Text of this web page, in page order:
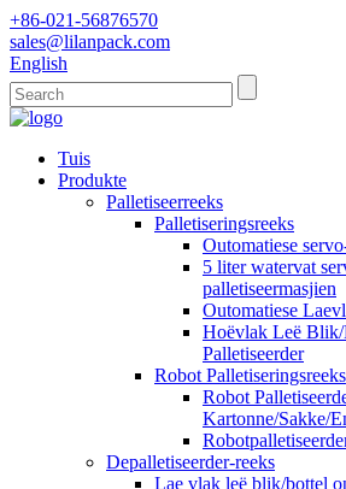
+86-021-56876570
sales@lilanpack.com
English
Tuis
Produkte
Palletiseerreeks
Palletiseringsreeks
Outomatiese
5 liter watervat
palletiseermasjien
Outomatiese
Hoëvlak Leë
Palletiseerder
Robot Palletiseringsreeks
Robot
Kartonne/Sakke/
Depalletiseerder-reeks
Lae vlak leë blik/bottel